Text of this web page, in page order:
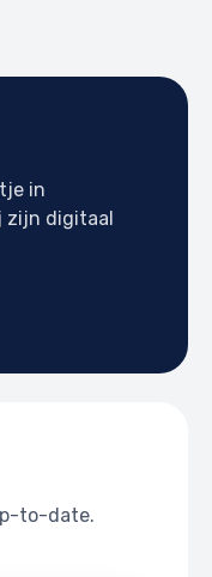
in
zijn digitaal
to-date.